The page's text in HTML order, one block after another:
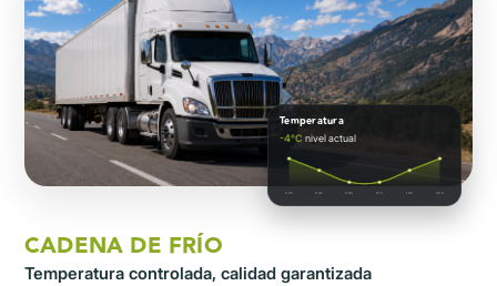
Temperatura
-4°C nivel actual
00h 04h 08h 12h 16h 20h
CADENA DE FRÍO
Temperatura controlada, calidad garantizada